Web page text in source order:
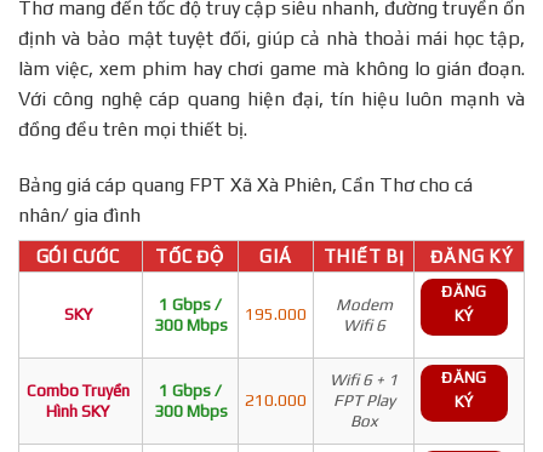
Thơ mang đến tốc độ truy cập siêu nhanh, đường truyền ổn
định và bảo mật tuyệt đối, giúp cả nhà thoải mái học tập,
làm việc, xem phim hay chơi game mà không lo gián đoạn.
Với công nghệ cáp quang hiện đại, tín hiệu luôn mạnh và
đồng đều trên mọi thiết bị.
Bảng giá cáp quang FPT Xã Xà Phiên, Cần Thơ cho cá
nhân/ gia đình
GÓI CƯỚC TỐC ĐỘ GIÁ THIẾT BỊ ĐĂNG KÝ
SKY
1 Gbps /
300 Mbps
195.000
Modem
Wifi 6
ĐĂNG
KÝ
Combo Truyền
Hình SKY
1 Gbps /
300 Mbps
210.000
Wifi 6 + 1
FPT Play
Box
ĐĂNG
KÝ